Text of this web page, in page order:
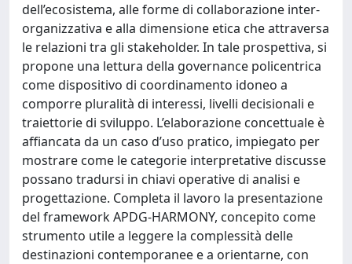
dell’ecosistema, alle forme di collaborazione inter-
organizzativa e alla dimensione etica che attraversa
le relazioni tra gli stakeholder. In tale prospettiva, si
propone una lettura della governance policentrica
come dispositivo di coordinamento idoneo a
comporre pluralità di interessi, livelli decisionali e
traiettorie di sviluppo. L’elaborazione concettuale è
affiancata da un caso d’uso pratico, impiegato per
mostrare come le categorie interpretative discusse
possano tradursi in chiavi operative di analisi e
progettazione. Completa il lavoro la presentazione
del framework APDG-HARMONY, concepito come
strumento utile a leggere la complessità delle
destinazioni contemporanee e a orientarne, con